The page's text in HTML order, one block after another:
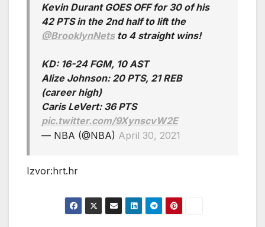
Kevin Durant GOES OFF for 30 of his
42 PTS in the 2nd half to lift the
@BrooklynNetsto 4 straight wins!
KD: 16-24 FGM, 10 AST
Alize Johnson: 20 PTS, 21 REB
(career high)
Caris LeVert: 36 PTS
pic.twitter.com/9XynscvW2E
— NBA (@NBA) April 30, 2021
Izvor:hrt.hr